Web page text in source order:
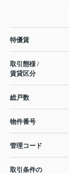
特優賃
取引態様 /
賃貸区分
総戸数
物件番号
管理コード
取引条件の